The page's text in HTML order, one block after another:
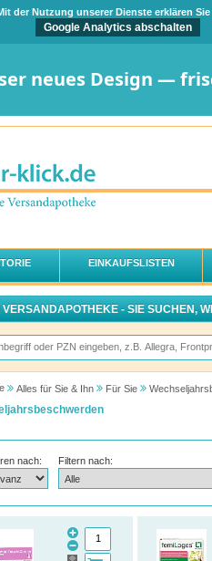
der Nutzung unserer Dienste erklären
Google Analytics abschalten
neues Design —
EINKAUFSLISTEN
VERSANDAPOTHEKE - SIE SUCHEN,
Alles für Sie & Ihn Für Sie
nach: Filtern nach: